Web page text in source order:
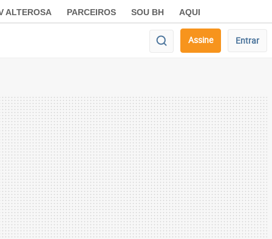
ALTEROSA PARCEIROS SOU BH AQUI
Assine Entrar